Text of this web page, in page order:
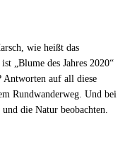
wie heißt das
„Blume des Jahres 2020“
Antworten auf all diese
Rundwanderweg. Und bei
die Natur beobachten.